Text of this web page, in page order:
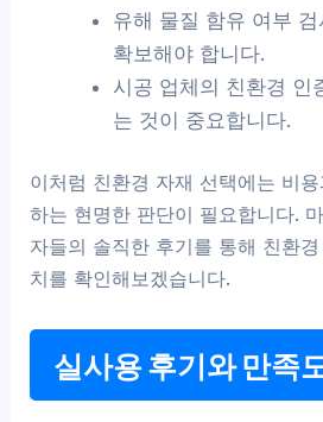
유해 물질 함유 여부
확보해야 합니다.
시공 업체의 친환경 인
는 것이 중요합니다.
이처럼 친환경 자재 선택에는 비
하는 현명한 판단이 필요합니다.
자들의 솔직한 후기를 통해 친환
치를 확인해보겠습니다.
실사용 후기와 만족